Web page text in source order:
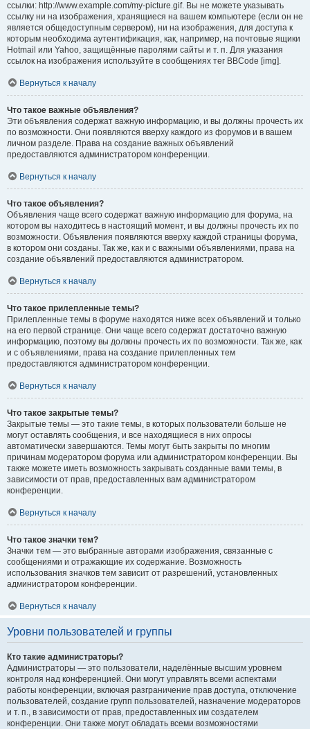
ссылки: http://www.example.com/my-picture.gif. Вы не можете указывать
ссылку ни на изображения, хранящиеся на вашем компьютере (если он не
является общедоступным сервером), ни на изображения, для доступа к
которым необходима аутентификация, как, например, на почтовые ящики
Hotmail или Yahoo, защищённые паролями сайты и т. п. Для указания
ссылок на изображения используйте в сообщениях тег BBCode [img].
Вернуться к началу
Что такое важные объявления?
Эти объявления содержат важную информацию, и вы должны прочесть их
по возможности. Они появляются вверху каждого из форумов и в вашем
личном разделе. Права на создание важных объявлений
предоставляются администратором конференции.
Вернуться к началу
Что такое объявления?
Объявления чаще всего содержат важную информацию для форума, на
котором вы находитесь в настоящий момент, и вы должны прочесть их по
возможности. Объявления появляются вверху каждой страницы форума,
в котором они созданы. Так же, как и с важными объявлениями, права на
создание объявлений предоставляются администратором.
Вернуться к началу
Что такое прилепленные темы?
Прилепленные темы в форуме находятся ниже всех объявлений и только
на его первой странице. Они чаще всего содержат достаточно важную
информацию, поэтому вы должны прочесть их по возможности. Так же, как
и с объявлениями, права на создание прилепленных тем
предоставляются администратором конференции.
Вернуться к началу
Что такое закрытые темы?
Закрытые темы — это такие темы, в которых пользователи больше не
могут оставлять сообщения, и все находящиеся в них опросы
автоматически завершаются. Темы могут быть закрыты по многим
причинам модератором форума или администратором конференции. Вы
также можете иметь возможность закрывать созданные вами темы, в
зависимости от прав, предоставленных вам администратором
конференции.
Вернуться к началу
Что такое значки тем?
Значки тем — это выбранные авторами изображения, связанные с
сообщениями и отражающие их содержание. Возможность
использования значков тем зависит от разрешений, установленных
администратором конференции.
Вернуться к началу
Уровни пользователей и группы
Кто такие администраторы?
Администраторы — это пользователи, наделённые высшим уровнем
контроля над конференцией. Они могут управлять всеми аспектами
работы конференции, включая разграничение прав доступа, отключение
пользователей, создание групп пользователей, назначение модераторов
и т. п., в зависимости от прав, предоставленных им создателем
конференции. Они также могут обладать всеми возможностями